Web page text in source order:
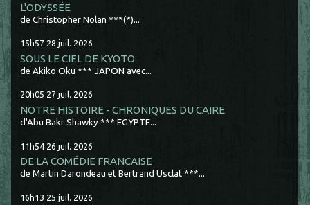
L'ODYSSÉE
de Christopher Nolan ***(*)...
15h57 28 juil. 2026
SOUS LE CIEL DE KYOTO
de Akiko Oku *** JAPON avec...
20h05 27 juil. 2026
NOTRE HISTOIRE - CHRONIQUES DU CAIRE
d'Abu Bakr Shawky *** EGYPTE...
11h54 26 juil. 2026
DE LA COMÉDIE FRANCAISE
de Martin Darondeau et Bertrand Usclat ***...
16h13 25 juil. 2026